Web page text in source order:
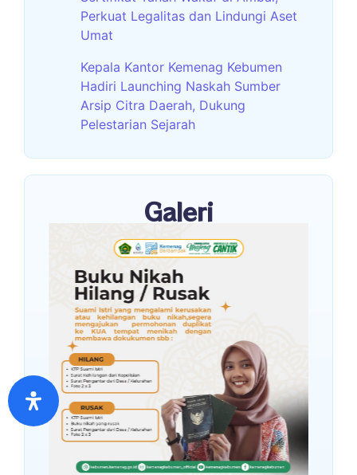
Perkuat Legalitas dan Lindungi Aset
Umat
Kepala Kantor Kemenag Kebumen
Hadiri Launching Naskah Sumber
Arsip Citra Daerah, Dukung
Pelestarian Sejarah
Galeri